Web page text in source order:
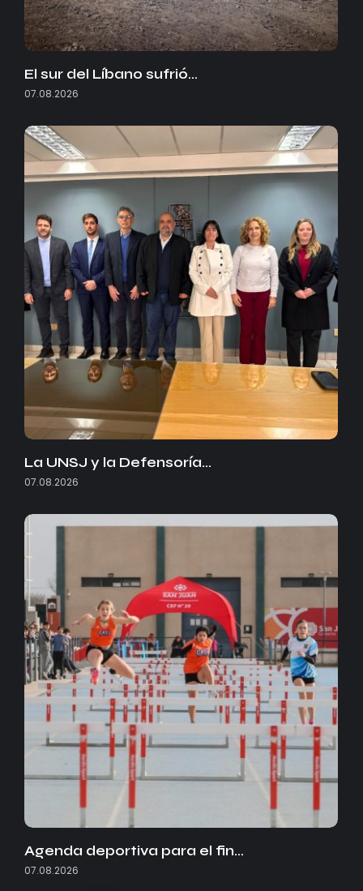
El sur del Líbano sufrió…
07.08.2026
La UNSJ y la Defensoría…
07.08.2026
Agenda deportiva para el fin…
07.08.2026